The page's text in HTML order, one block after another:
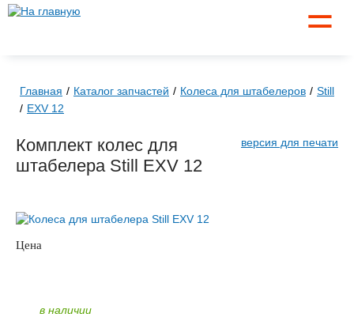
☰
Главная Каталог запчастей Колеса для штабелеров
Still
EXV 12
версия для печати
Комплект колес для
штабелера Still EXV 12
Цена
в наличии